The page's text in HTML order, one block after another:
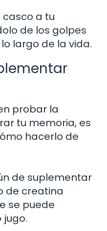
casco a tu
de los golpes
largo de la vida.
probar la
tu memoria, es
hacerlo de
de suplementar
de creatina
se puede
jugo.